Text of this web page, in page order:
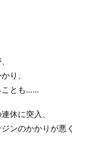
り、
ことも……
休に突入、
ンのかかりが悪く